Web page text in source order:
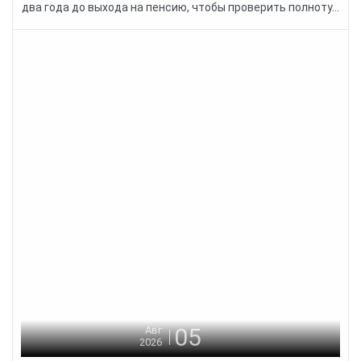
два года до выхода на пенсию, чтобы проверить полноту...
Авг
2026
05